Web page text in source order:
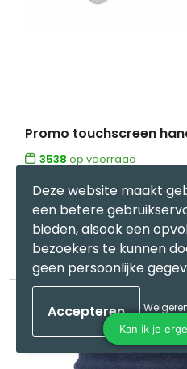
Promo touchscreen
3538 op voorraad
€ 1,87
Deze website maakt
een betere
bieden, alsook een
bezoekers te kunnen
geen persoonlijke